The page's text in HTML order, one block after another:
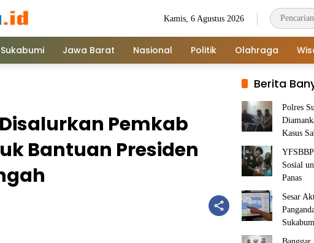
Kamis, 6 Agustus 2026
Jawa Barat Nasional Politik Olahraga
Pemkab
Bantuan Presiden
Berita
Polres
Kasus
Sosial
Panas
Sesar